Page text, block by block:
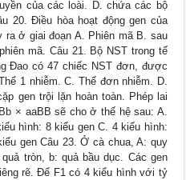
của các loài. D. chứa các bộ
20. Điều hòa hoạt động gen của
ở giai đoạn A. Phiên mã B. sau
mã. Câu 21. Bộ NST trong tế
Đao có 47 chiếc NST đơn, được
1 nhiễm. C. Thể đơn nhiễm. D.
gen trội lặn hoàn toàn. Phép lai
× aaBB sẽ cho ở thế hệ sau: A.
hình: 8 kiểu gen C. 4 kiểu hình:
gen Câu 23. Ở cà chua, A: quy
tròn, b: quả bầu dục. Các gen
rẽ. Để F1 có 4 kiểu hình với tỷ